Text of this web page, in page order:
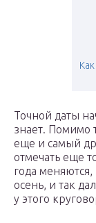
Точной даты
знает. Помимо
еще и самый
отмечать еще
года меняются,
осень, и так
у этого